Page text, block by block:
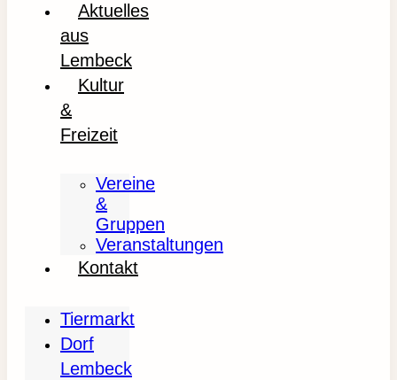
Aktuelles
aus
Lembeck
Kultur
&
Freizeit
Vereine
&
Gruppen
Veranstaltungen
Kontakt
Tiermarkt
Dorf
Lembeck